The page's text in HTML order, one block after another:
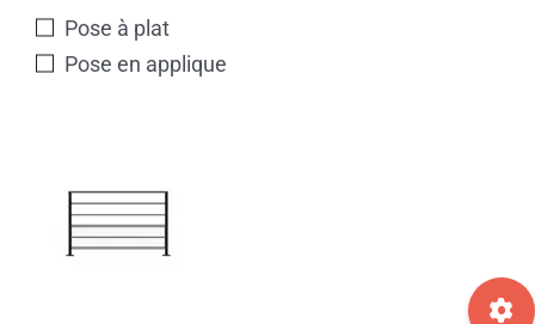
Pose à plat
Pose en applique